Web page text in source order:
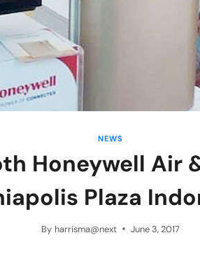
NEWS
Honeywell Air
Plaza
By harrisma@next June 3, 2017